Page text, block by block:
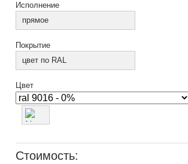
Исполнение
прямое
Покрытие
цвет по RAL
Цвет
Стоимость: